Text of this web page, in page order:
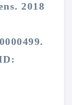
2018